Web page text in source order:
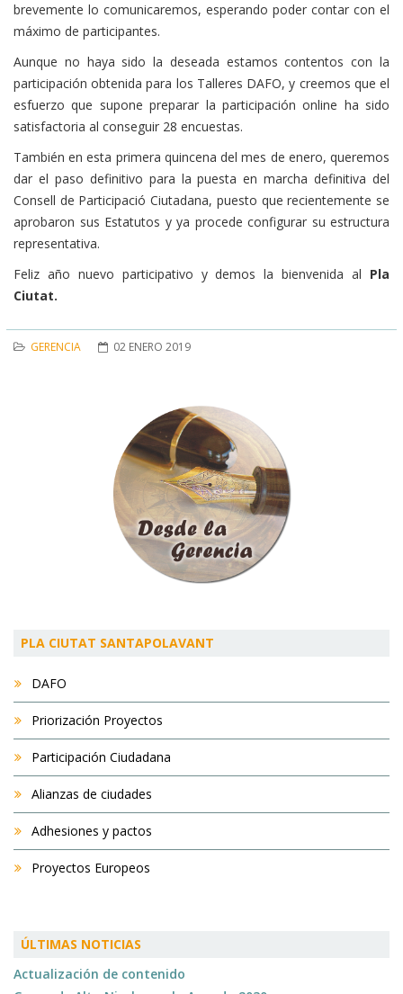
brevemente lo comunicaremos, esperando poder contar con el
máximo de participantes.
Aunque no haya sido la deseada estamos contentos con la
participación obtenida para los Talleres DAFO, y creemos que el
esfuerzo que supone preparar la participación online ha sido
satisfactoria al conseguir 28 encuestas.
También en esta primera quincena del mes de enero, queremos
dar el paso definitivo para la puesta en marcha definitiva del
Consell de Participació Ciutadana, puesto que recientemente se
aprobaron sus Estatutos y ya procede configurar su estructura
representativa.
Feliz año nuevo participativo y demos la bienvenida al Pla
Ciutat.
GERENCIA 02 ENERO 2019
PLA CIUTAT SANTAPOLAVANT
DAFO
Priorización Proyectos
Participación Ciudadana
Alianzas de ciudades
Adhesiones y pactos
Proyectos Europeos
ÚLTIMAS NOTICIAS
Actualización de contenido